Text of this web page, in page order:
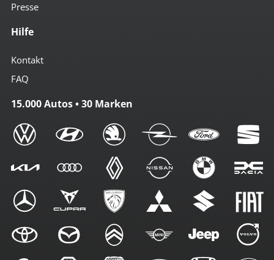
Presse
Hilfe
Kontakt
FAQ
15.000 Autos • 30 Marken